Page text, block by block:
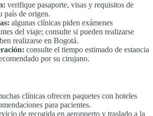
verifique pasaporte, visas y requisitos de
país de origen.
algunas clínicas piden exámenes
del viaje; consulte si pueden realizarse
realizarse en Bogotá.
consulte el tiempo estimado de estancia
por su cirujano.
clínicas ofrecen paquetes con hoteles
para pacientes.
de recogida en aeropuerto y traslado a la